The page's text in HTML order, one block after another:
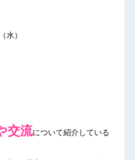
水）
交流について紹介している